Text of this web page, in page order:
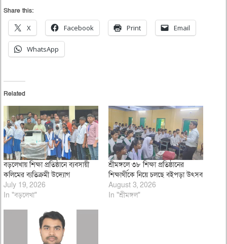
Share this:
X Facebook Print Email
WhatsApp
Related
বড়লেখায় শিক্ষা প্রতিষ্ঠানে ব্যবসায়ী
কলিমের ব্যতিক্রমী উদ্যোগ
July 19, 2026
In "বড়লেখা"
শ্রীমঙ্গলে ৩৮ শিক্ষা প্রতিষ্ঠানের
শিক্ষার্থীকে নিয়ে চলছে বইপড়া উৎসব
August 3, 2026
In "শ্রীমঙ্গল"